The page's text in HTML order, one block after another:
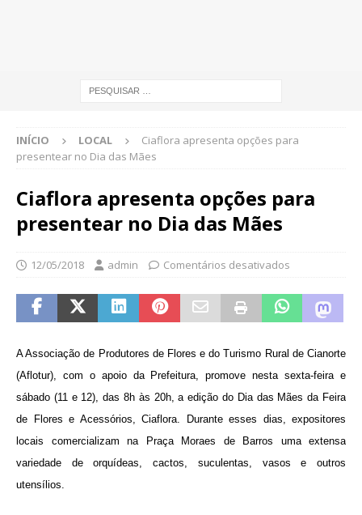
INÍCIO LOCAL
Ciaflora apresenta opções para
presentear no Dia das Mães
Ciaflora apresenta opções para
presentear no Dia das Mães
12/05/2018 admin Comentários desativados
A Associação de Produtores de Flores e do Turismo Rural de Cianorte
(Aflotur), com o apoio da Prefeitura, promove nesta sexta-feira e
sábado (11 e 12), das 8h às 20h, a edição do Dia das Mães da Feira
de Flores e Acessórios, Ciaflora. Durante esses dias, expositores
locais comercializam na Praça Moraes de Barros uma extensa
variedade de orquídeas, cactos, suculentas, vasos e outros
utensílios.